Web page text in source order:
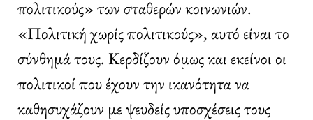
πολιτικούς» των σταθερών κοινωνιών.
«Πολιτική χωρίς πολιτικούς», αυτό είναι το
σύνθημά τους. Κερδίζουν όμως και εκείνοι οι
πολιτικοί που έχουν την ικανότητα να
καθησυχάζουν με ψευδείς υποσχέσεις τους